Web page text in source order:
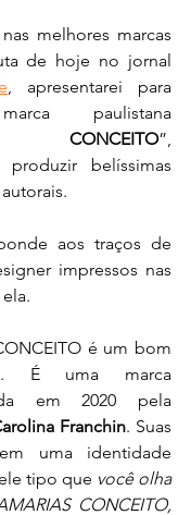
melhores marcas
, apresentarei para
paulistana
CONCEITO”,
belíssimas
aos traços de
impressos nas
é um bom
É uma marca
em 2020 pela
Franchin. Suas
uma identidade
tipo que você olha
CONCEITO,